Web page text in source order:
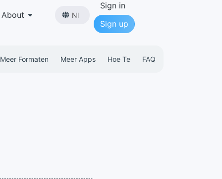
About Nl
Sign in
Sign up
Meer Formaten Meer Apps Hoe Te FAQ